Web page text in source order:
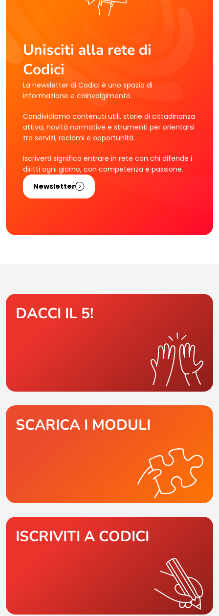
Unisciti alla rete di
Codici
La newsletter di Codici è uno spazio di
informazione e coinvolgimento.
Condividiamo contenuti utili, storie di cittadinanza
attiva, novità normative e strumenti per orientarsi
tra servizi, reclami e opportunità.
Iscriverti significa entrare in rete con chi difende i
diritti ogni giorno, con competenza e passione.
Newsletter
DACCI IL 5!
SCARICA I MODULI
ISCRIVITI A CODICI